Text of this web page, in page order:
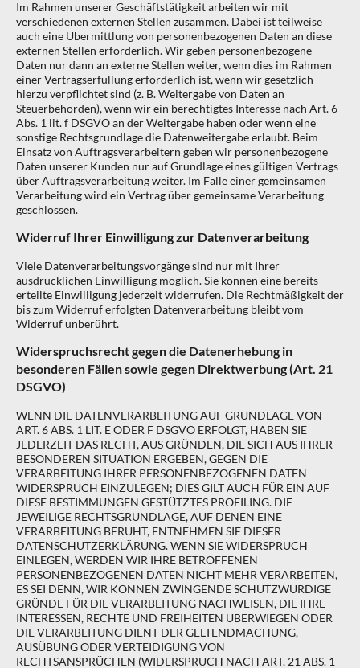
Im Rahmen unserer Geschäftstätigkeit arbeiten wir mit
verschiedenen externen Stellen zusammen. Dabei ist teilweise
auch eine Übermittlung von personenbezogenen Daten an diese
externen Stellen erforderlich. Wir geben personenbezogene
Daten nur dann an externe Stellen weiter, wenn dies im Rahmen
einer Vertragserfüllung erforderlich ist, wenn wir gesetzlich
hierzu verpflichtet sind (z. B. Weitergabe von Daten an
Steuerbehörden), wenn wir ein berechtigtes Interesse nach Art. 6
Abs. 1 lit. f DSGVO an der Weitergabe haben oder wenn eine
sonstige Rechtsgrundlage die Datenweitergabe erlaubt. Beim
Einsatz von Auftragsverarbeitern geben wir personenbezogene
Daten unserer Kunden nur auf Grundlage eines gültigen Vertrags
über Auftragsverarbeitung weiter. Im Falle einer gemeinsamen
Verarbeitung wird ein Vertrag über gemeinsame Verarbeitung
geschlossen.
Widerruf Ihrer Einwilligung zur Datenverarbeitung
Viele Datenverarbeitungsvorgänge sind nur mit Ihrer
ausdrücklichen Einwilligung möglich. Sie können eine bereits
erteilte Einwilligung jederzeit widerrufen. Die Rechtmäßigkeit der
bis zum Widerruf erfolgten Datenverarbeitung bleibt vom
Widerruf unberührt.
Widerspruchsrecht gegen die Datenerhebung in
besonderen Fällen sowie gegen Direktwerbung (Art. 21
DSGVO)
WENN DIE DATENVERARBEITUNG AUF GRUNDLAGE VON
ART. 6 ABS. 1 LIT. E ODER F DSGVO ERFOLGT, HABEN SIE
JEDERZEIT DAS RECHT, AUS GRÜNDEN, DIE SICH AUS IHRER
BESONDEREN SITUATION ERGEBEN, GEGEN DIE
VERARBEITUNG IHRER PERSONENBEZOGENEN DATEN
WIDERSPRUCH EINZULEGEN; DIES GILT AUCH FÜR EIN AUF
DIESE BESTIMMUNGEN GESTÜTZTES PROFILING. DIE
JEWEILIGE RECHTSGRUNDLAGE, AUF DENEN EINE
VERARBEITUNG BERUHT, ENTNEHMEN SIE DIESER
DATENSCHUTZERKLÄRUNG. WENN SIE WIDERSPRUCH
EINLEGEN, WERDEN WIR IHRE BETROFFENEN
PERSONENBEZOGENEN DATEN NICHT MEHR VERARBEITEN,
ES SEI DENN, WIR KÖNNEN ZWINGENDE SCHUTZWÜRDIGE
GRÜNDE FÜR DIE VERARBEITUNG NACHWEISEN, DIE IHRE
INTERESSEN, RECHTE UND FREIHEITEN ÜBERWIEGEN ODER
DIE VERARBEITUNG DIENT DER GELTENDMACHUNG,
AUSÜBUNG ODER VERTEIDIGUNG VON
RECHTSANSPRÜCHEN (WIDERSPRUCH NACH ART. 21 ABS. 1